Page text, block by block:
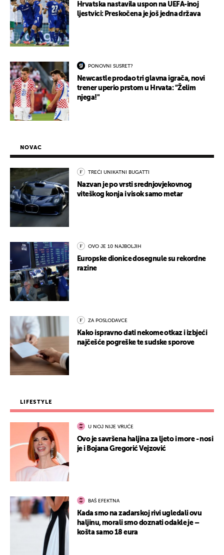
Hrvatska nastavila uspon na UEFA-inoj
ljestvici: Preskočena je još jedna država
PONOVNI SUSRET?
Newcastle prodao tri glavna igrača, novi
trener uperio prstom u Hrvata: "Želim
njega!"
NOVAC
TREĆI UNIKATNI BUGATTI
Nazvan je po vrsti srednjovjekovnog
viteškog konja i visok samo metar
OVO JE 10 NAJBOLJIH
Europske dionice dosegnule su rekordne
razine
ZA POSLODAVCE
Kako ispravno dati nekome otkaz i izbjeći
najčešće pogreške te sudske sporove
LIFESTYLE
U NOJ NIJE VRUĆE
Ovo je savršena haljina za ljeto i more - nosi
je i Bojana Gregorić Vejzović
BAŠ EFEKTNA
Kada smo na zadarskoj rivi ugledali ovu
haljinu, morali smo doznati odakle je –
košta samo 18 eura